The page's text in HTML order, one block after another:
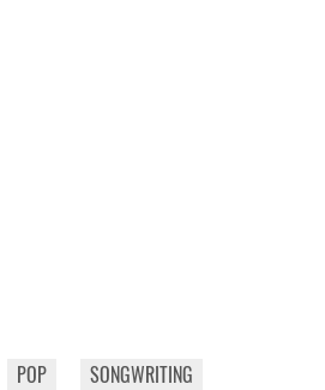
POP SONGWRITING